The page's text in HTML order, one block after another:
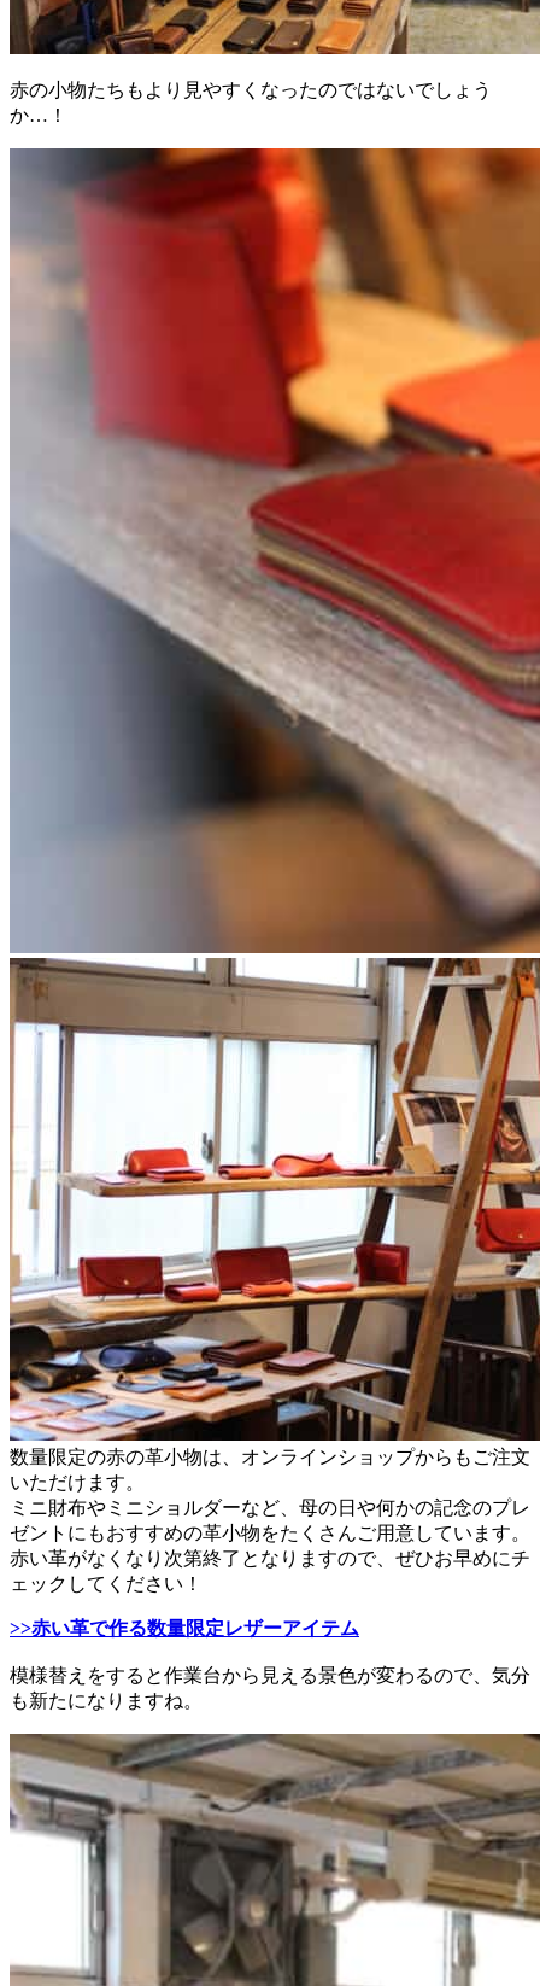
赤の小物たちもより見やすくなったのではないでしょう
か…！
数量限定の赤の革小物は、オンラインショップからもご注文
いただけます。
ミニ財布やミニショルダーなど、母の日や何かの記念のプレ
ゼントにもおすすめの革小物をたくさんご用意しています。
赤い革がなくなり次第終了となりますので、ぜひお早めにチ
ェックしてください！
>>赤い革で作る数量限定レザーアイテム
模様替えをすると作業台から見える景色が変わるので、気分
も新たになりますね。